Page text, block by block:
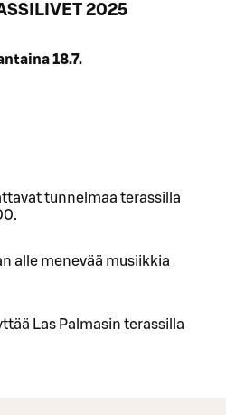
2025
18.7.
tunnelmaa terassilla
alle menevää musiikkia
Las Palmasin terassilla